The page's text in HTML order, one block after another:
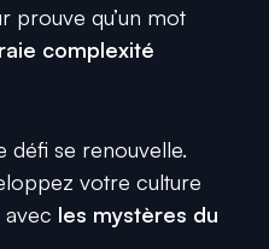
prouve qu’un mot
complexité
défi se renouvelle.
votre culture
avec les mystères du